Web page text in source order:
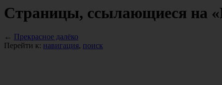
Страницы, ссылающиеся на
← Прекрасное далёко
Перейти к: навигация, поиск